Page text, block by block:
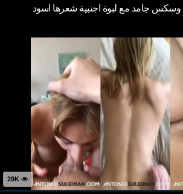
وسكس جامد مع لبوة اجنبية شعرها اسود